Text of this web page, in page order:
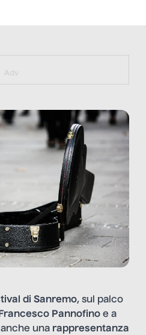
Adv
di Sanremo, sul palco
Francesco Pannofino e a
anche una rappresentanza